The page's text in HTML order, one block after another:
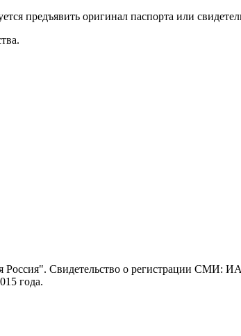
предъявить оригинал паспорта или
Свидетельство о регистрации СМИ:
года.